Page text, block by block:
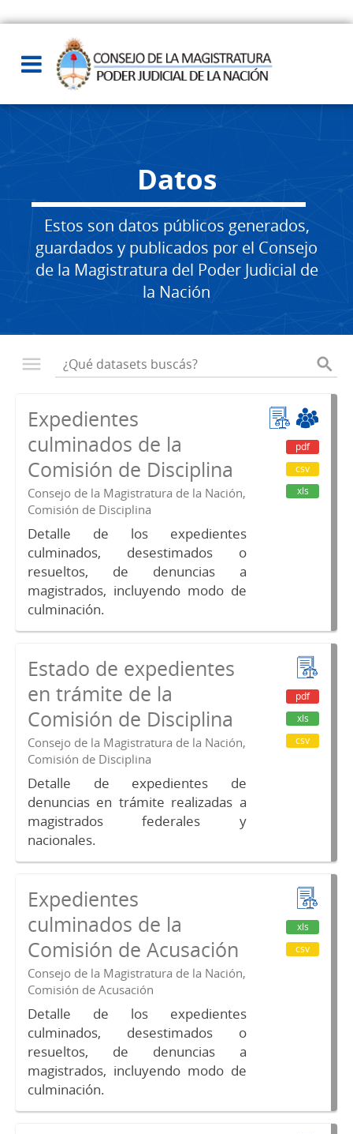
Datos
Estos son datos públicos generados,
guardados y publicados por el Consejo
de la Magistratura del Poder Judicial de
la Nación
Expedientes
culminados de la
Comisión de Disciplina
Consejo de la Magistratura de la Nación,
Comisión de Disciplina
Detalle de los expedientes
culminados, desestimados o
resueltos, de denuncias a
magistrados, incluyendo modo de
culminación.
pdf
csv
xls
Estado de expedientes
en trámite de la
Comisión de Disciplina
Consejo de la Magistratura de la Nación,
Comisión de Disciplina
Detalle de expedientes de
denuncias en trámite realizadas a
magistrados federales y
nacionales.
pdf
xls
csv
Expedientes
culminados de la
Comisión de Acusación
Consejo de la Magistratura de la Nación,
Comisión de Acusación
Detalle de los expedientes
culminados, desestimados o
resueltos, de denuncias a
magistrados, incluyendo modo de
culminación.
xls
csv